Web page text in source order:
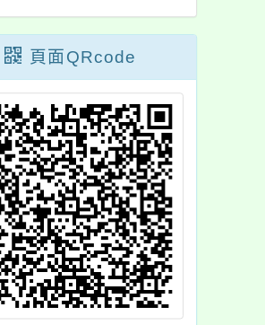
頁面QRcode